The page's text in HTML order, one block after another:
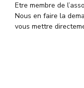
Etre membre de
Nous en faire la
vous mettre